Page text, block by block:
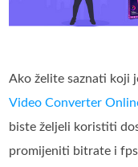
Ako želite saznati koji
Video Converter
biste željeli koristiti
promijeniti bitrate i